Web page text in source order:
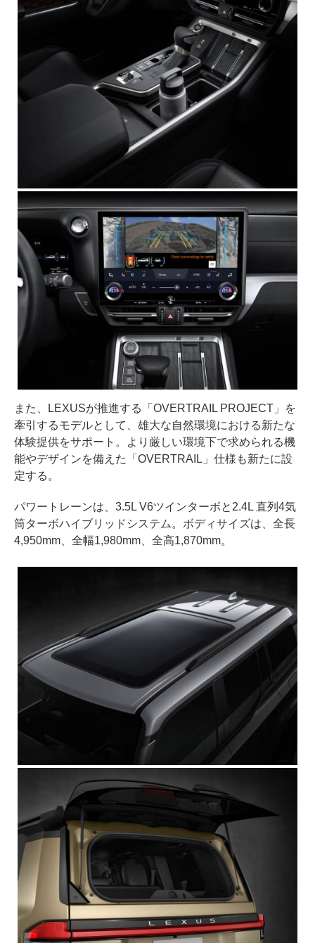
また、LEXUSが推進する「OVERTRAIL PROJECT」を
牽引するモデルとして、雄大な自然環境における新たな
体験提供をサポート。より厳しい環境下で求められる機
能やデザインを備えた「OVERTRAIL」仕様も新たに設
定する。
パワートレーンは、3.5L V6ツインターボと2.4L 直列4気
筒ターボハイブリッドシステム。ボディサイズは、全長
4,950mm、全幅1,980mm、全高1,870mm。